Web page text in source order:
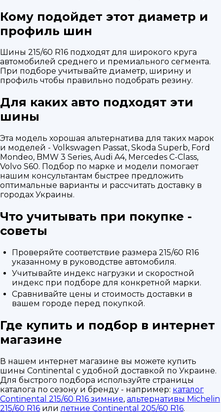
Кому подойдет этот диаметр и
профиль шин
Шины 215/60 R16 подходят для широкого круга
автомобилей среднего и премиального сегмента.
При подборе учитывайте диаметр, ширину и
профиль чтобы правильно подобрать резину.
Для каких авто подходят эти
шины
Эта модель хорошая альтернатива для таких марок
и моделей - Volkswagen Passat, Skoda Superb, Ford
Mondeo, BMW 3 Series, Audi A4, Mercedes C-Class,
Volvo S60. Подбор по марке и модели помогает
нашим консультантам быстрее предложить
оптимальные варианты и рассчитать доставку в
городах Украины.
Что учитывать при покупке -
советы
Проверяйте соответствие размера 215/60 R16
указанному в руководстве автомобиля.
Учитывайте индекс нагрузки и скоростной
индекс при подборе для конкретной марки.
Сравнивайте цены и стоимость доставки в
вашем городе перед покупкой.
Где купить и подбор в интернет
магазине
В нашем интернет магазине вы можете купить
шины Continental с удобной доставкой по Украине.
Для быстрого подбора используйте страницы
каталога по сезону и бренду - например: каталог
Continental 215/60 R16 зимние, альтернативы Michelin
215/60 R16 илилетние Continental 205/60 R16.